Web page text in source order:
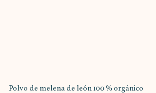
Polvo de melena de león 100 % orgánico